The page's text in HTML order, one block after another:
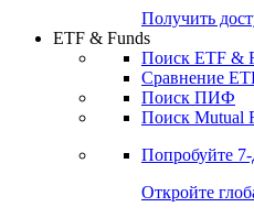
Получить
ETF & Funds
Поиск ETF &
Сравнение
Поиск ПИФ
Поиск Mutual
Попробуйте
Откройте